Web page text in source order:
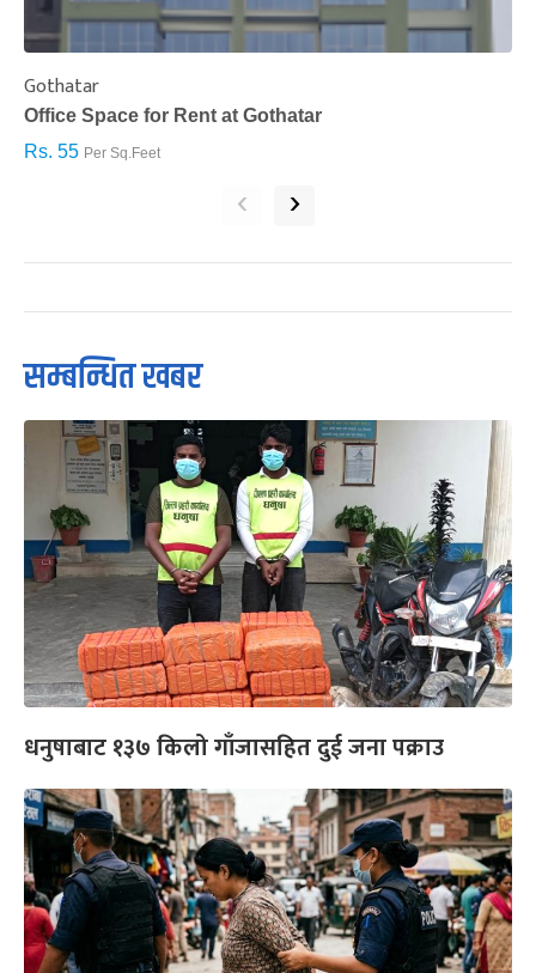
Gothatar
Office Space for Rent at Gothatar
Rs. 55 Per Sq.Feet
‹ ›
सम्बन्धित खबर
धनुषाबाट १३७ किलो गाँजासहित दुई जना पक्राउ